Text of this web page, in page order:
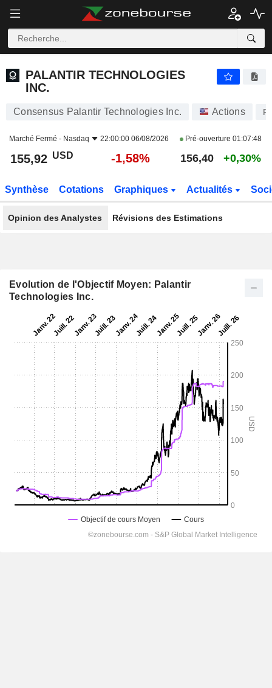
PALANTIR TECHNOLOGIES
INC.
Consensus Palantir Technologies Inc. Actions
Marché Fermé - Nasdaq 22:00:00 06/08/2026 Pré-ouverture 01:07:48
155,92 USD -1,58% 156,40 +0,30%
Synthèse Cotations Graphiques Actualités
Opinion des Analystes Révisions des Estimations
Evolution de l'Objectif Moyen: Palantir
Technologies Inc.